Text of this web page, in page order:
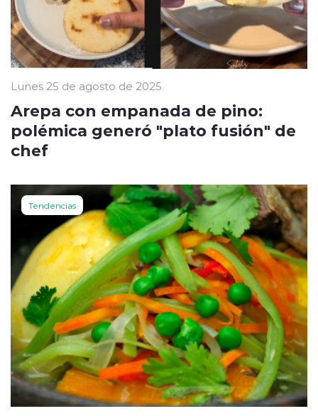
Lunes 25 de agosto de 2025
Arepa con empanada de pino:
polémica generó "plato fusión" de
chef
Tendencias